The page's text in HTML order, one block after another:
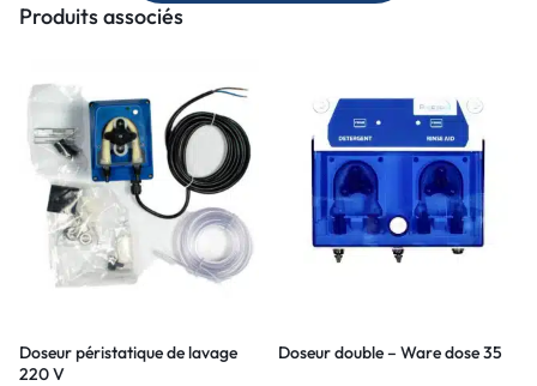
Produits associés
Doseur péristatique de lavage
220 V
Doseur double – Ware dose 35